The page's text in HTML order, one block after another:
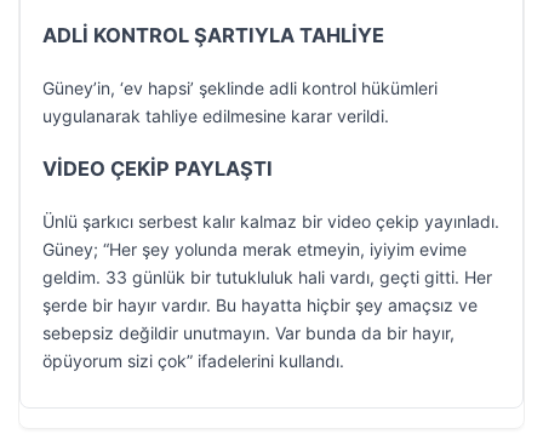
ADLİ KONTROL ŞARTIYLA TAHLİYE
Güney’in, ‘ev hapsi’ şeklinde adli kontrol hükümleri
uygulanarak tahliye edilmesine karar verildi.
VİDEO ÇEKİP PAYLAŞTI
Ünlü şarkıcı serbest kalır kalmaz bir video çekip yayınladı.
Güney; “Her şey yolunda merak etmeyin, iyiyim evime
geldim. 33 günlük bir tutukluluk hali vardı, geçti gitti. Her
şerde bir hayır vardır. Bu hayatta hiçbir şey amaçsız ve
sebepsiz değildir unutmayın. Var bunda da bir hayır,
öpüyorum sizi çok” ifadelerini kullandı.